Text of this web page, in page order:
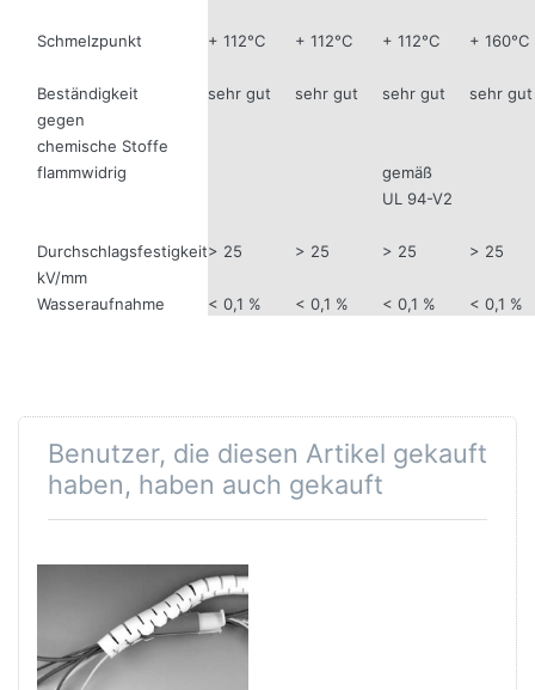
Schmelzpunkt + 112°C + 112°C + 112°C + 160°C
Beständigkeit
gegen
chemische Stoffe
sehr gut sehr gut sehr gut sehr gut
flammwidrig
gemäß
UL 94-V2
Durchschlagsfestigkeit
kV/mm
> 25 > 25 > 25 > 25
Wasseraufnahme < 0,1 % < 0,1 % < 0,1 % < 0,1 %
Benutzer, die diesen Artikel gekauft
haben, haben auch gekauft